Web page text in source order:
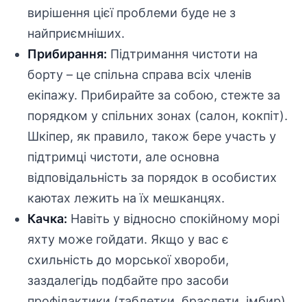
вирішення цієї проблеми буде не з
найприємніших.
Прибирання: Підтримання чистоти на
борту – це спільна справа всіх членів
екіпажу. Прибирайте за собою, стежте за
порядком у спільних зонах (салон, кокпіт).
Шкіпер, як правило, також бере участь у
підтримці чистоти, але основна
відповідальність за порядок в особистих
каютах лежить на їх мешканцях.
Качка: Навіть у відносно спокійному морі
яхту може гойдати. Якщо у вас є
схильність до морської хвороби,
заздалегідь подбайте про засоби